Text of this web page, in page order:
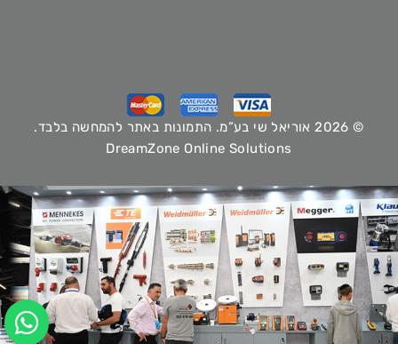
© 2026 אוריאל שי בע”מ. התמונות באתר להמחשה בלבד.
DreamZone Online Solutions